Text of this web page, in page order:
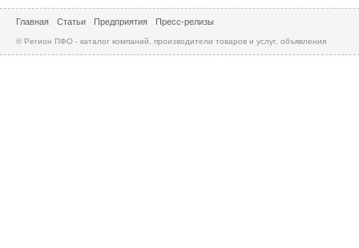
Главная Статьи Предприятия Пресс-релизы
© Регион ПФО - каталог компаний, производители товаров и услуг, объявления